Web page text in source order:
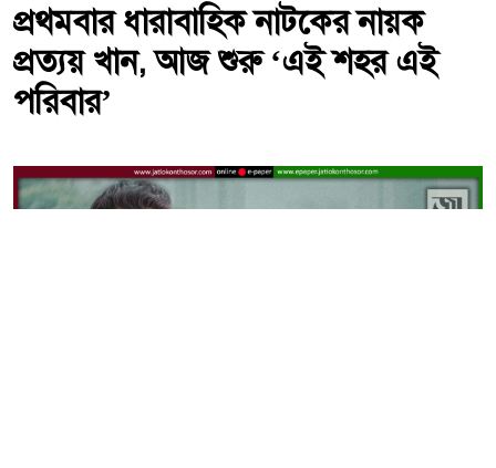
প্রথমবার ধারাবাহিক নাটকের নায়ক
প্রত্যয় খান, আজ শুরু ‘এই শহর এই
পরিবার’